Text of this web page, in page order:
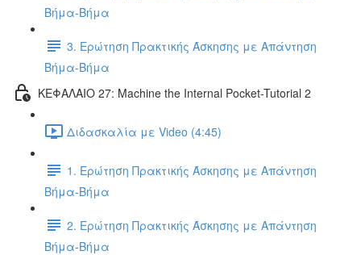
Βήμα-Βήμα
3. Ερώτηση Πρακτικής Άσκησης με Απάντηση
Βήμα-Βήμα
ΚΕΦΑΛΑΙΟ 27: Machine the Internal Pocket-Tutorial 2
Διδασκαλία με Video (4:45)
1. Ερώτηση Πρακτικής Άσκησης με Απάντηση
Βήμα-Βήμα
2. Ερώτηση Πρακτικής Άσκησης με Απάντηση
Βήμα-Βήμα